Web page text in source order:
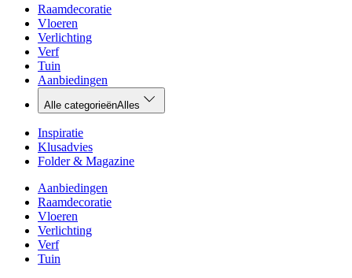
Raamdecoratie
Vloeren
Verlichting
Verf
Tuin
Aanbiedingen
Alle categorieënAlles
Inspiratie
Klusadvies
Folder & Magazine
Aanbiedingen
Raamdecoratie
Vloeren
Verlichting
Verf
Tuin